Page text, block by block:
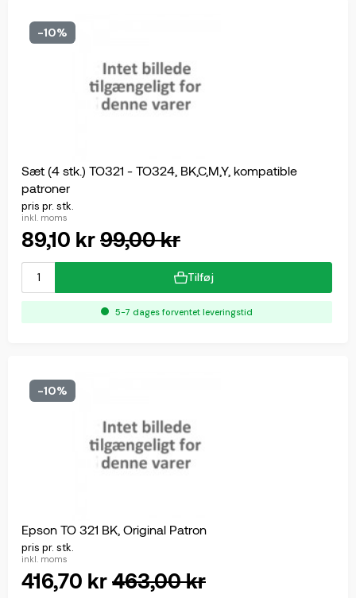
-10%
Sæt (4 stk.) TO321 - TO324, BK,C,M,Y, kompatible
patroner
pris pr. stk.
inkl. moms
89,10 kr99,00 kr
Tilføj
5-7 dages forventet leveringstid
-10%
Epson TO 321 BK, Original Patron
pris pr. stk.
inkl. moms
416,70 kr463,00 kr